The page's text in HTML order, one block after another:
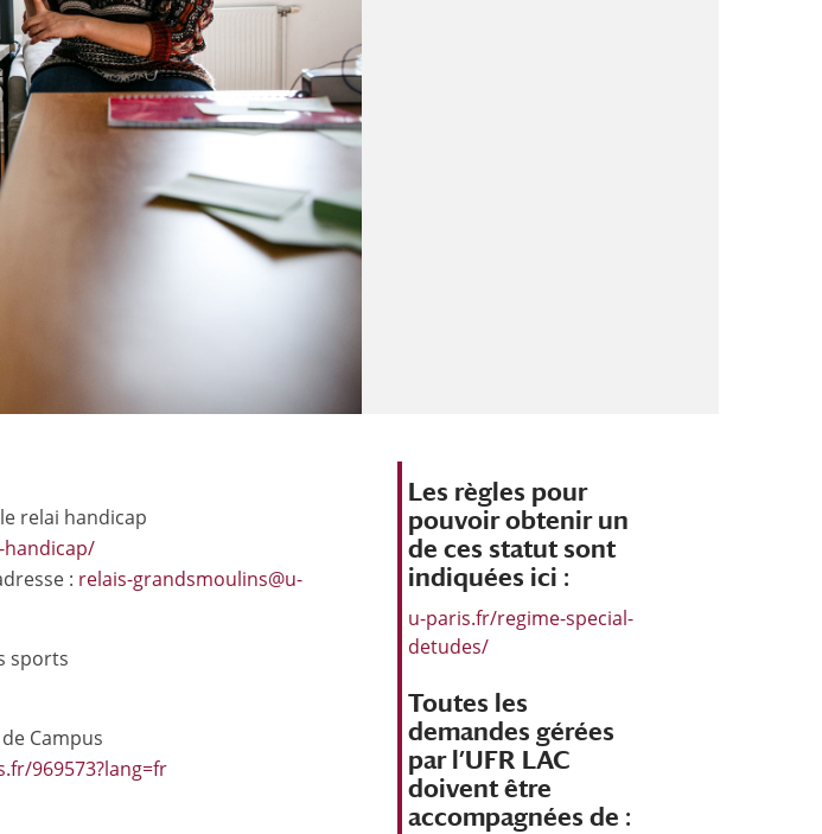
relai handicap
: relais-grandsmoulins@u-
sports
Campus
969573?lang=fr
Les règles pour
pouvoir obtenir un
de ces statut sont
indiquées ici :
u-paris.fr/regime-special-
detudes/
Toutes les
demandes gérées
par l’UFR LAC
doivent être
accompagnées de :